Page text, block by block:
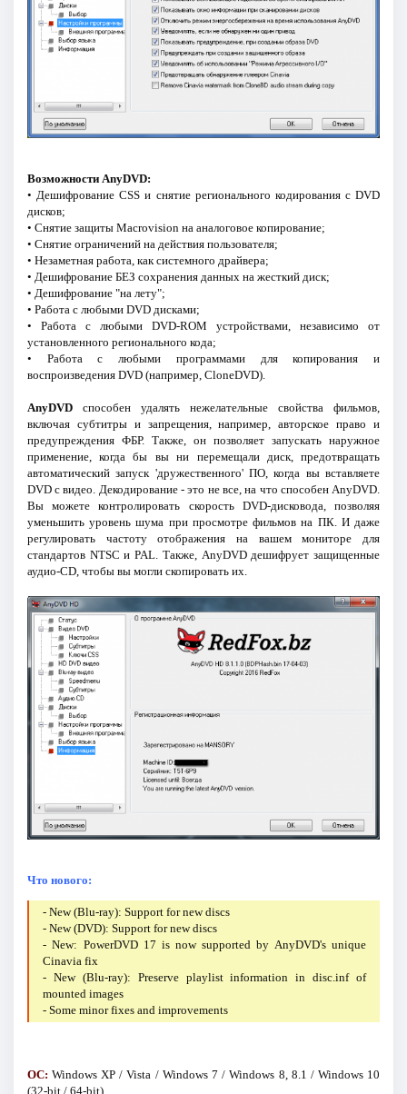
Возможности AnyDVD:
• Дешифрование CSS и снятие регионального кодирования с DVD
дисков;
• Снятие защиты Macrovision на аналоговое копирование;
• Снятие ограничений на действия пользователя;
• Незаметная работа, как системного драйвера;
• Дешифрование БЕЗ сохранения данных на жесткий диск;
• Дешифрование "на лету";
• Работа с любыми DVD дисками;
• Работа с любыми DVD-ROM устройствами, независимо от
установленного регионального кода;
• Работа с любыми программами для копирования и
воспроизведения DVD (например, CloneDVD).
AnyDVDспособен удалять нежелательные свойства фильмов,
включая субтитры и запрещения, например, авторское право и
предупреждения ФБР. Также, он позволяет запускать наружное
применение, когда бы вы ни перемещали диск, предотвращать
автоматический запуск 'дружественного' ПО, когда вы вставляете
DVD с видео. Декодирование - это не все, на что способен AnyDVD.
Вы можете контролировать скорость DVD-дисковода, позволяя
уменьшить уровень шума при просмотре фильмов на ПК. И даже
регулировать частоту отображения на вашем мониторе для
стандартов NTSC и PAL. Также, AnyDVD дешифрует защищенные
аудио-CD, чтобы вы могли скопировать их.
Что нового:
- New (Blu-ray): Support for new discs
- New (DVD): Support for new discs
- New: PowerDVD 17 is now supported by AnyDVD's unique
Cinavia fix
- New (Blu-ray): Preserve playlist information in disc.inf of
mounted images
- Some minor fixes and improvements
ОС: Windows XP / Vista / Windows 7 / Windows 8, 8.1 / Windows 10
(32-bit / 64-bit).